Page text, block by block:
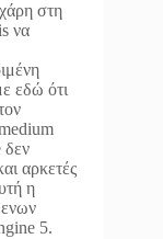
στη
να
εδώ ότι
δεν
αρκετές
η
5.